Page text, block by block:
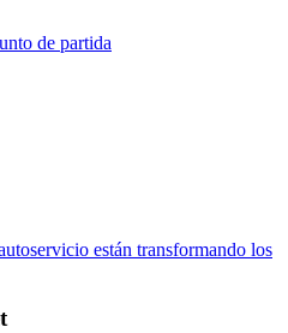
de partida
están transformando los